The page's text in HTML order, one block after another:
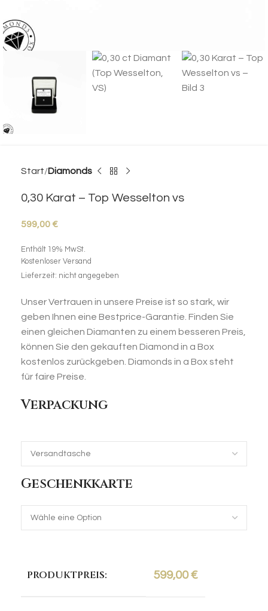
Start Diamonds
0,30 Karat – Top Wesselton vs
599,00€
Enthält 19% MwSt.
Kostenloser Versand
Lieferzeit: nicht angegeben
Unser Vertrauen in unsere Preise ist so stark, wir
geben Ihnen eine Bestprice-Garantie. Finden Sie
einen gleichen Diamanten zu einem besseren Preis,
können Sie den gekauften Diamond in a Box
kostenlos zurückgeben. Diamonds in a Box steht
für faire Preise.
Verpackung
Geschenkkarte
PRODUKTPREIS: 599,00€